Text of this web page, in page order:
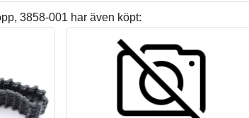
3858-001 har även köpt: